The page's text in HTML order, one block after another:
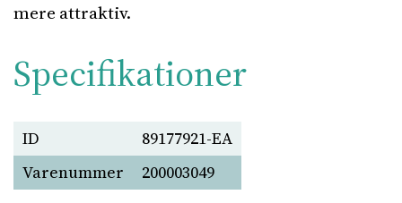
mere attraktiv.
Specifikationer
ID
89177921-EA
Varenummer
200003049